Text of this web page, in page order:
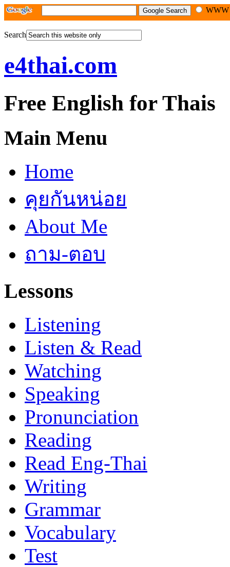
Search
e4thai.com
Free English for Thais
Main Menu
Home
คุยกันหน่อย
About Me
ถาม-ตอบ
Lessons
Listening
Listen & Read
Watching
Speaking
Pronunciation
Reading
Read Eng-Thai
Writing
Grammar
Vocabulary
Test